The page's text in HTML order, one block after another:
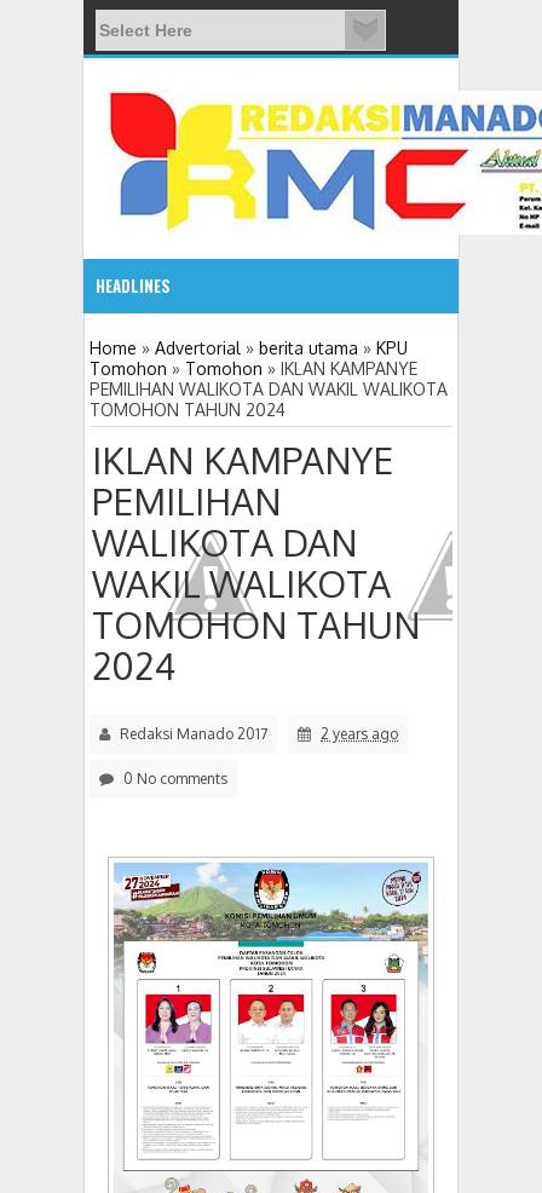
HEADLINES
08:03 AM
ADVETORIAL JONRU GANTIKAN MONO PIMPIN DPRD
Home » Advertorial » berita utama » KPU
Tomohon » Tomohon » IKLAN KAMPANYE
PEMILIHAN WALIKOTA DAN WAKIL WALIKOTA
TOMOHON TAHUN 2024
IKLAN KAMPANYE
PEMILIHAN
WALIKOTA DAN
WAKIL WALIKOTA
TOMOHON TAHUN
2024
Redaksi Manado 2017 2 years ago
0 No comments